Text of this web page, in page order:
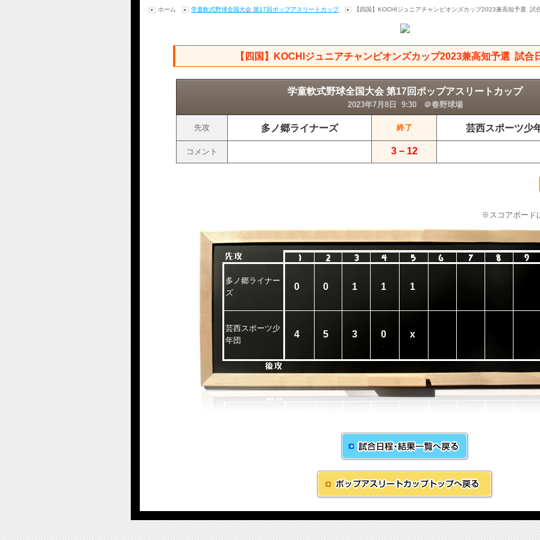
ホーム 学童軟式野球全国大会 第17回ポップアスリートカップ 【四国】KOCHIジュニアチャンピオンズカップ2023兼高知予選 試
【四国】KOCHIジュニアチャンピオンズカップ2023兼高知予選 試合
学童軟式野球全国大会 第17回ポップアスリートカップ
2023年7月8日 9:30 ＠春野球場
先攻 多ノ郷ライナーズ 終了 芸西スポーツ少
コメント 3 − 12
※スコアボード
多ノ郷ライナー
ズ
0 0 1 1 1
芸西スポーツ少
年団
4 5 3 0 x